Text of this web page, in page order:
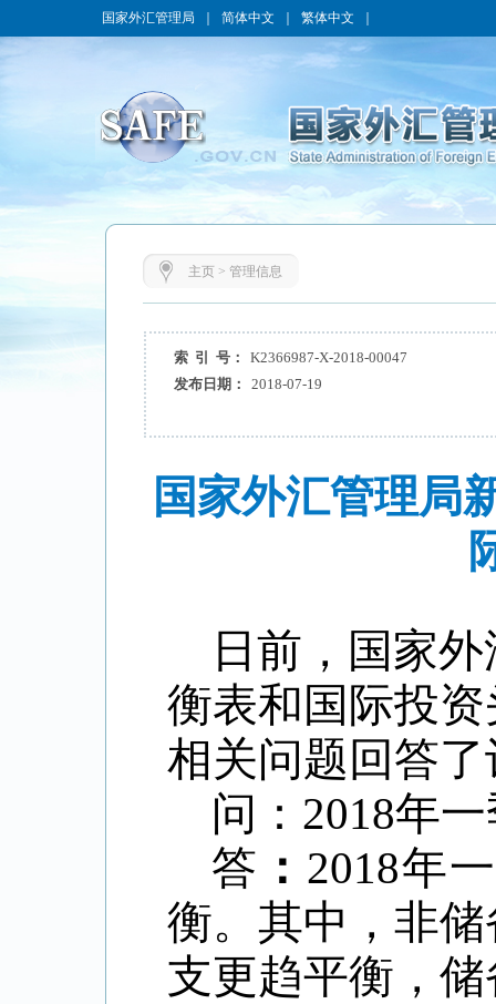
国家外汇管理局 简体中文 繁体中文
主页> 管理信息
索 引 号：
K2366987-X-2018-00047
发布日期：
2018-07-19
国家外汇管理局
日前，国家
衡表和国际投
相关问题回答
问： 2018年
答 ： 2018年
衡。其中，非
支更趋平衡，